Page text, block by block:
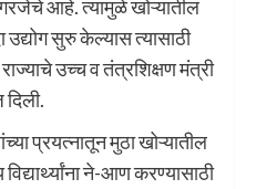
आहे. त्यामुळे खोऱ्यातील
सुरु केल्यास त्यासाठी
राज्याचे उच्च व तंत्रशिक्षण मंत्री
प्रयत्नातून मुठा खोऱ्यातील
ने-आण करण्यासाठी